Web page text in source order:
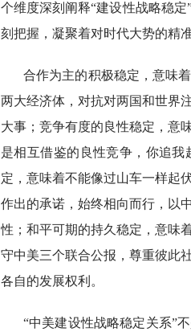
个维度深刻阐释“建设性战略稳
刻把握，凝聚着对时代大势的精
合作为主的积极稳定，意味
两大经济体，对抗对两国和世界
大事；竞争有度的良性稳定，意
是相互借鉴的良性竞争，你追
定，意味着不能像过山车一样起
作出的承诺，始终相向而行，以
性；和平可期的持久稳定，意味
守中美三个联合公报，尊重彼此
各自的发展权利。
“中美建设性战略稳定关系”